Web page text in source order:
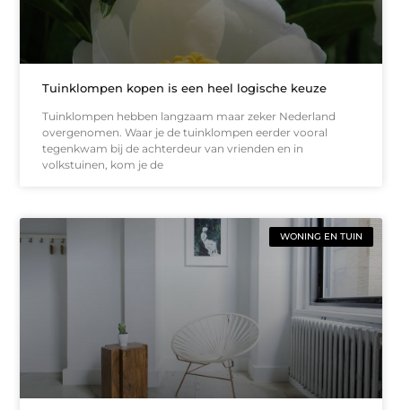
Tuinklompen kopen is een heel logische keuze
Tuinklompen hebben langzaam maar zeker Nederland
overgenomen. Waar je de tuinklompen eerder vooral
tegenkwam bij de achterdeur van vrienden en in
volkstuinen, kom je de
WONING EN TUIN